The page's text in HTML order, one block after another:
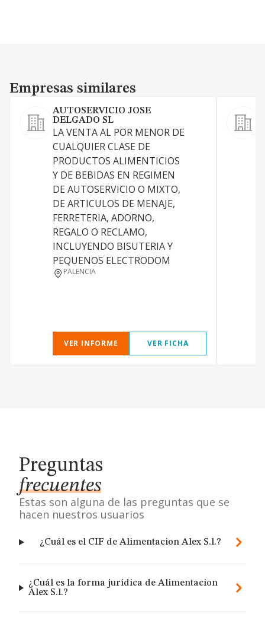
Empresas similares
Empresas similares
AUTOSERVICIO JOSE
DELGADO SL
LA VENTA AL POR MENOR DE
CUALQUIER CLASE DE
PRODUCTOS ALIMENTICIOS
Y DE BEBIDAS EN REGIMEN
DE AUTOSERVICIO O MIXTO,
DE ARTICULOS DE MENAJE,
FERRETERIA, ADORNO,
REGALO O RECLAMO,
INCLUYENDO BISUTERIA Y
PEQUENOS ELECTRODOM
PALENCIA
VER INFORME VER FICHA
Preguntas
frecuentes
Estas son alguna de las preguntas que se
hacen nuestros usuarios
¿Cuál es el CIF de Alimentacion Alex S.l.?
¿Cuál es la forma jurídica de Alimentacion
Alex S.l.?